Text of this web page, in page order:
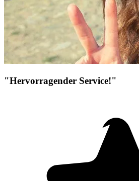
"Hervorragender Service!"